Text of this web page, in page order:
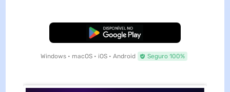
Baixar Grátis
Windows • macOS • iOS • Android Seguro 100%